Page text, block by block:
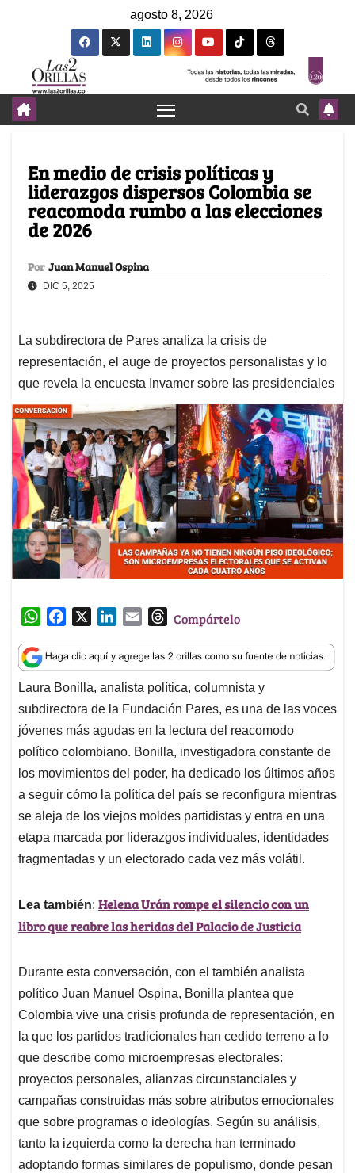
agosto 8, 2026
En medio de crisis políticas y
liderazgos dispersos Colombia se
reacomoda rumbo a las elecciones
de 2026
Por Juan Manuel Ospina
DIC 5, 2025
La subdirectora de Pares analiza la crisis de
representación, el auge de proyectos personalistas y lo
que revela la encuesta Invamer sobre las presidenciales
W
a
t
s
A
p
p
c
e
b
o
o
k
n
k
e
d
I
n
a
i
l
T
r
e
a
d
s
Compártelo
Laura Bonilla, analista política, columnista y
subdirectora de la Fundación Pares, es una de las voces
jóvenes más agudas en la lectura del reacomodo
político colombiano. Bonilla, investigadora constante de
los movimientos del poder, ha dedicado los últimos años
a seguir cómo la política del país se reconfigura mientras
se aleja de los viejos moldes partidistas y entra en una
etapa marcada por liderazgos individuales, identidades
fragmentadas y un electorado cada vez más volátil.
Lea también: Helena Urán rompe el silencio con un
libro que reabre las heridas del Palacio de Justicia
Durante esta conversación, con el también analista
político Juan Manuel Ospina, Bonilla plantea que
Colombia vive una crisis profunda de representación, en
la que los partidos tradicionales han cedido terreno a lo
que describe como microempresas electorales:
proyectos personales, alianzas circunstanciales y
campañas construidas más sobre atributos emocionales
que sobre programas o ideologías. Según su análisis,
tanto la izquierda como la derecha han terminado
adoptando formas similares de populismo, donde pesan